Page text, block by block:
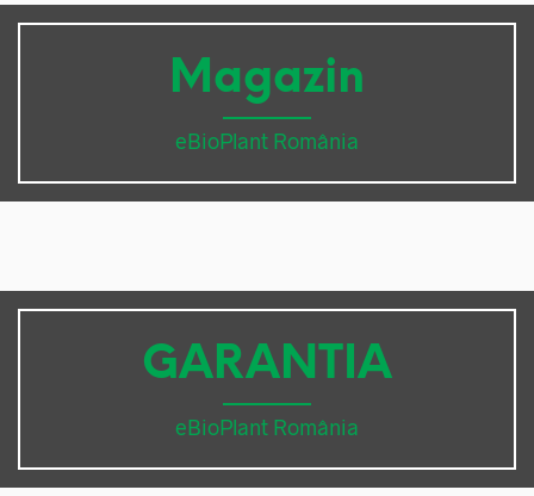
Magazin
eBioPlant România
GARANTIA
eBioPlant România